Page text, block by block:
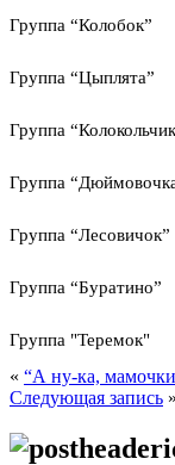
Группа “Колобок”
Группа “Цыплята”
Группа
Группа
Группа “Лесовичок”
Группа “Буратино”
Группа "Теремок"
« “А ну-ка,
Следующая запись »